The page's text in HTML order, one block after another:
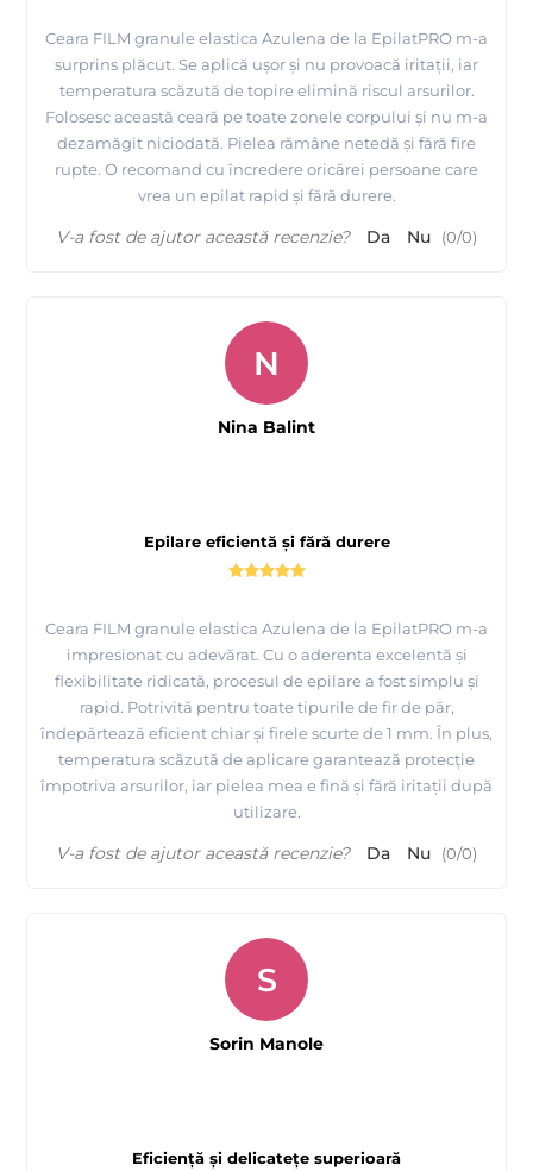
Ceara FILM granule elastica Azulena de la EpilatPRO m-a
surprins plăcut. Se aplică ușor și nu provoacă iritații, iar
temperatura scăzută de topire elimină riscul arsurilor.
Folosesc această ceară pe toate zonele corpului și nu m-a
dezamăgit niciodată. Pielea rămâne netedă și fără fire
rupte. O recomand cu încredere oricărei persoane care
vrea un epilat rapid și fără durere.
V-a fost de ajutor această recenzie? Da Nu (0/0)
Epilare eficientă și fără durere
Ceara FILM granule elastica Azulena de la EpilatPRO m-a
impresionat cu adevărat. Cu o aderenta excelentă și
flexibilitate ridicată, procesul de epilare a fost simplu și
rapid. Potrivită pentru toate tipurile de fir de păr,
îndepărtează eficient chiar și firele scurte de 1 mm. În plus,
temperatura scăzută de aplicare garantează protecție
împotriva arsurilor, iar pielea mea e fină și fără iritații după
utilizare.
N
Nina Balint
V-a fost de ajutor această recenzie? Da Nu (0/0)
Eficiență și delicatețe superioară
S
Sorin Manole